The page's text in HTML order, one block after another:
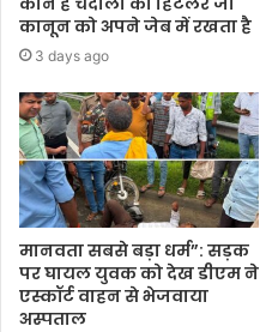
कानून को अपने जेब में रखता है
3 days ago
मानवता सबसे बड़ा धर्म”: सड़क
पर घायल युवक को देख डीएम ने
एस्कॉर्ट वाहन से भेजवाया
अस्पताल